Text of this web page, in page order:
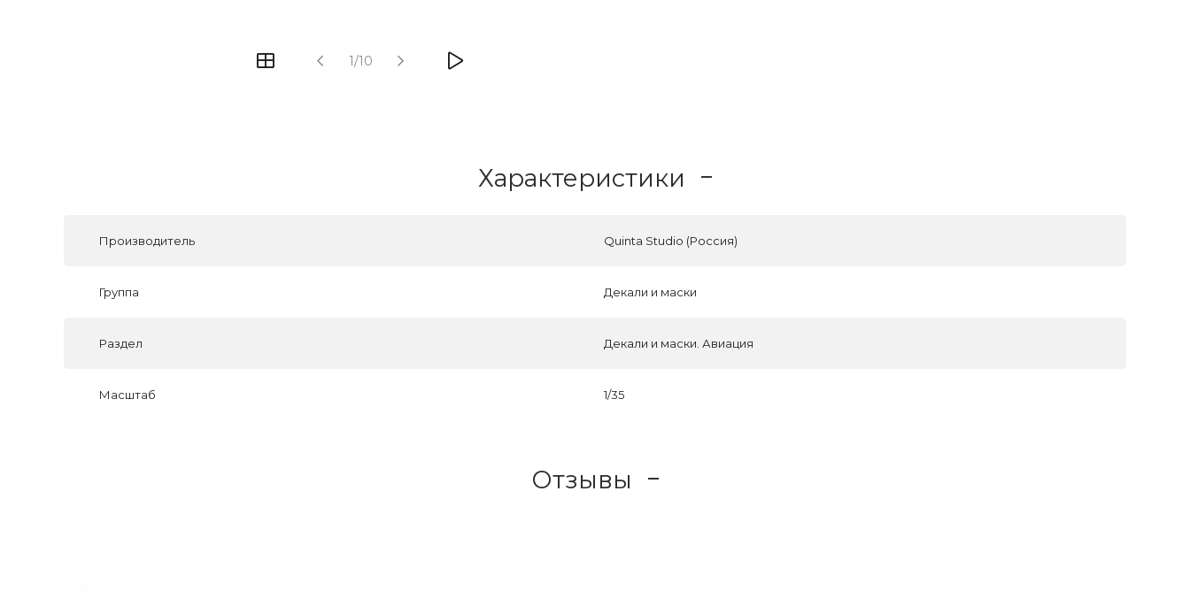
1/10
Характеристики
Производитель Quinta Studio (Россия)
Группа Декали и маски
Раздел Декали и маски. Авиация
Масштаб 1/35
Отзывы